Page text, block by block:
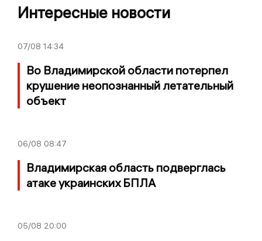
Интересные новости
07/08 14:34
Во Владимирской области потерпел
крушение неопознанный летательный
объект
06/08 08:47
Владимирская область подверглась
атаке украинских БПЛА
05/08 20:00